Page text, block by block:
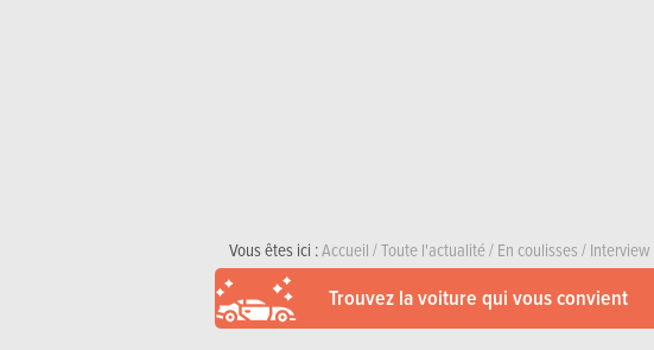
Vous êtes ici :Accueil/Toute l'actualité/En coulisses/Interview
Trouvez la voiture qui vous convient